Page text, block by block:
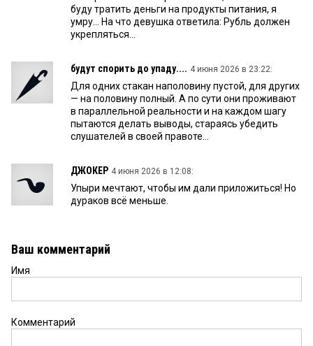
буду тратить деньги на продукты питания, я
умру... На что девушка ответила: Рубль должен
укрепляться...
будут спорить до упаду.... 4 июня 2026 в 23:22:
Для одних стакан наполовину пустой, для других
— на половину полный. А по сути они проживают
в параллельной реальности и на каждом шагу
пытаются делать выводы, стараясь убедить
слушателей в своей правоте...
ДЖОКЕР 4 июня 2026 в 12:08:
Упыри мечтают, чтобы им дали приложиться! Но
дураков всё меньше.
Ваш комментарий
Имя
Комментарий